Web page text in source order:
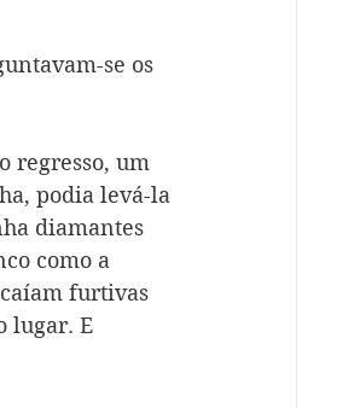
se os
regresso, um
podia levá-la
diamantes
como a
furtivas
lugar. E